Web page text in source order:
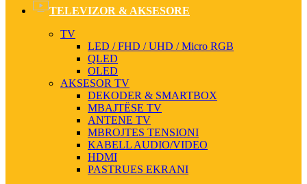
TELEVIZOR & AKSESORE
TV
LED / FHD / UHD / Micro RGB
QLED
OLED
AKSESOR TV
DEKODER & SMARTBOX
MBAJTËSE TV
ANTENE TV
MBROJTES TENSIONI
KABELL AUDIO/VIDEO
HDMI
PASTRUES EKRANI